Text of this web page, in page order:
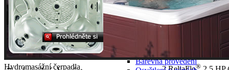
Pohodlné ovládání
Bezpečné užívání
Nízké náklady
Jedinečný styl
Velikosti a tvary
Barevná provedení
Hydromasážní čerpadla ®